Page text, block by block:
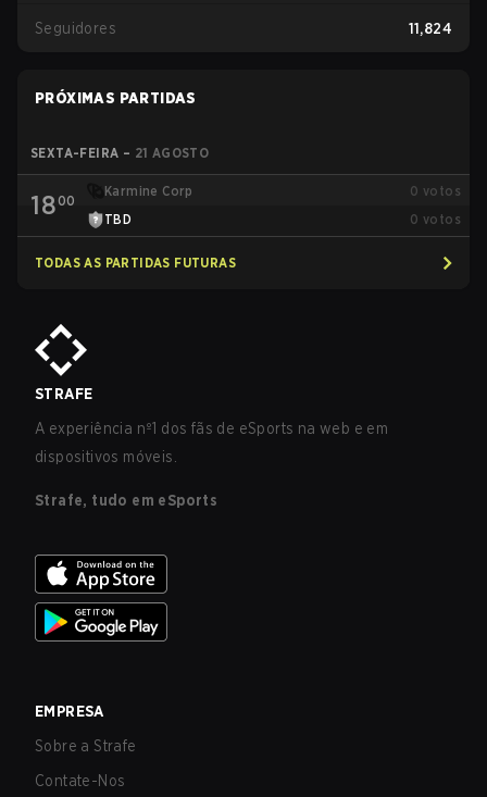
Seguidores 11,824
PRÓXIMAS PARTIDAS
SEXTA-FEIRA – 21 AGOSTO
1800
Karmine Corp 0 votos
TBD
0 votos
TODAS AS PARTIDAS FUTURAS
STRAFE
A experiência nº1 dos fãs de eSports na web e em
dispositivos móveis.
Strafe, tudo em eSports
EMPRESA
Sobre a Strafe
Contate-Nos